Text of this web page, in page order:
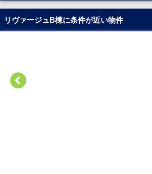
リヴァージュB棟に条件が近い物件